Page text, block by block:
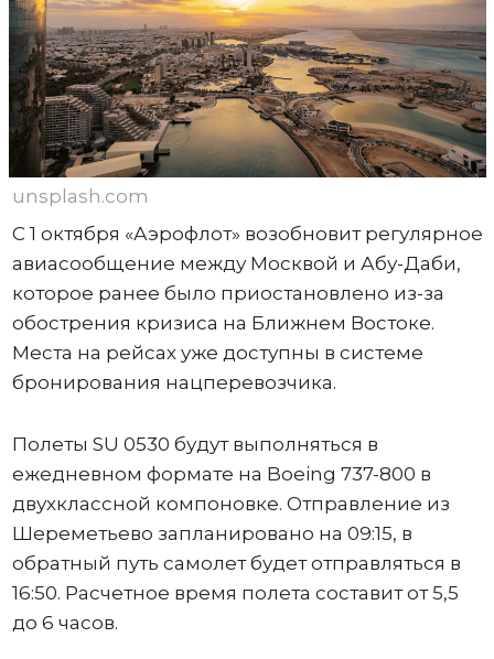
unsplash.com
С 1 октября «Аэрофлот» возобновит регулярное
авиасообщение между Москвой и Абу-Даби,
которое ранее было приостановлено из-за
обострения кризиса на Ближнем Востоке.
Места на рейсах уже доступны в системе
бронирования нацперевозчика.
Полеты SU 0530 будут выполняться в
ежедневном формате на Boeing 737-800 в
двухклассной компоновке. Отправление из
Шереметьево запланировано на 09:15, в
обратный путь самолет будет отправляться в
16:50. Расчетное время полета составит от 5,5
до 6 часов.